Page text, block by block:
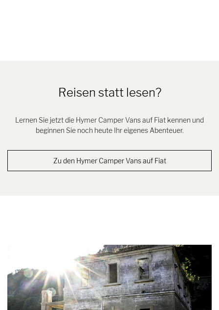
Reisen statt lesen?
Lernen Sie jetzt die Hymer Camper Vans auf Fiat kennen und
beginnen Sie noch heute Ihr eigenes Abenteuer.
Zu den Hymer Camper Vans auf Fiat